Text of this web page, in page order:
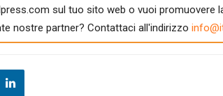
sul tuo sito web o vuoi promuovere
nostre partner? Contattaci all'indirizzo